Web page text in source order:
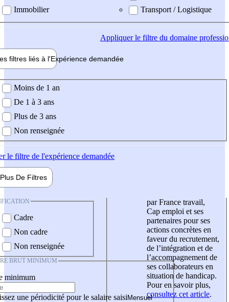
Immobilier
Transport / Logistique
Appliquerle filtre du domaine
filtres liés à l'Expérience demandée
demandée
Moins de 1 an
De 1 à 3 ans
Plus de 3 ans
Non renseignée
le filtre de l'expérience demandée
Plus De Filtres
Cadre
Non cadre
Non renseignée
BRUT MINIMUM
minimum
une périodicité pour le salaire saisi
par France travail,
Cap emploi et ses
partenaires pour ses
actions concrètes en
faveur du recrutement,
de l’intégration et de
l’accompagnement de
ses collaborateurs en
situation de handicap.
Pour en savoir plus,
consultez cet article.